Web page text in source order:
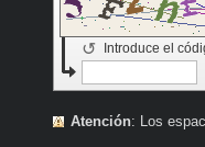
Introduce el
↺
Atención: Los